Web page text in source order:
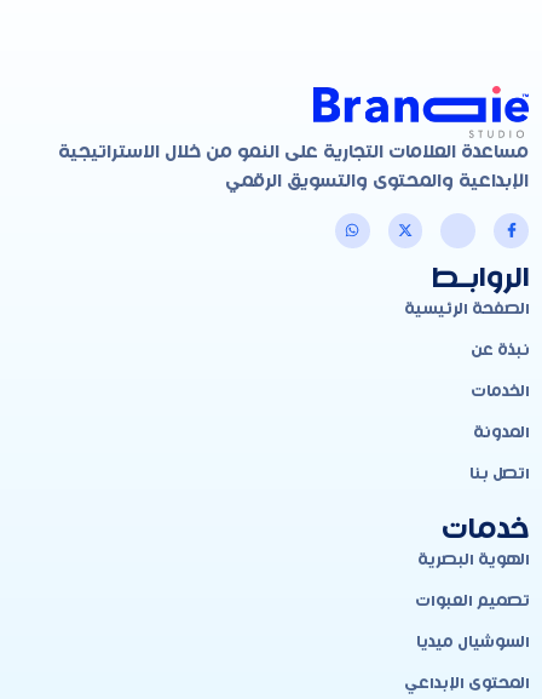
مساعدة العلامات التجارية على النمو من خلال الاستراتيجية
الإبداعية والمحتوى والتسويق الرقمي
الروابـط
الصفحة الرئيسية
نبذة عن
الخدمات
المدونة
اتصل بنا
خدمات
الهوية البصرية
تصميم العبوات
السوشيال ميديا
المحتوى الإبداعي